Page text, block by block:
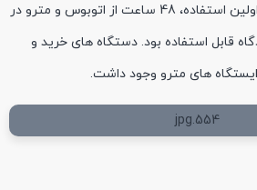
تحویل بگیرم. کارتی که از اولین استفاده، 48 ساعت از اتوبوس و مترو در
قابل استفاده بود. دستگاه های خرید و
های مترو وجود داشت.